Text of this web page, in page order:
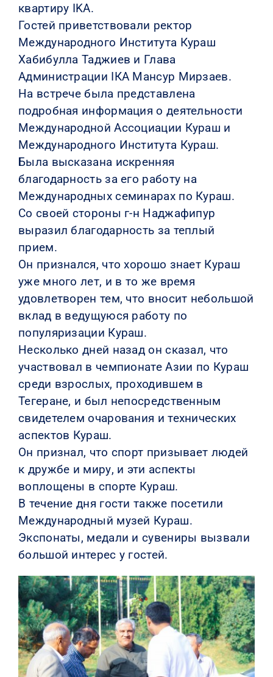
квартиру IKA.
Гостей приветствовали ректор
Международного Института Кураш
Хабибулла Таджиев и Глава
Администрации IКА Мансур Мирзаев.
На встрече была представлена ​​
подробная информация о деятельности
Международной Ассоциации Кураш и
Международного Института Кураш.
Была высказана искренняя
благодарность за его работу на
Международных семинарах по Кураш.
Со своей стороны г-н Наджафипур
выразил благодарность за теплый
прием.
Он признался, что хорошо знает Кураш
уже много лет, и в то же время
удовлетворен тем, что вносит небольшой
вклад в ведущуюся работу по
популяризации Кураш.
Несколько дней назад он сказал, что
участвовал в чемпионате Азии по Кураш
среди взрослых, проходившем в
Тегеране, и был непосредственным
свидетелем очарования и технических
аспектов Кураш.
Он признал, что спорт призывает людей
к дружбе и миру, и эти аспекты
воплощены в спорте Кураш.
В течение дня гости также посетили
Международный музей Кураш.
Экспонаты, медали и сувениры вызвали
большой интерес у гостей.